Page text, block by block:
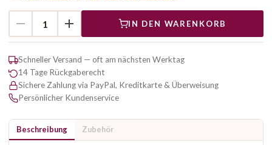
IN DEN WARENKORB
Schneller Versand — oft am nächsten Werktag
14 Tage Rückgaberecht
Sichere Zahlung via PayPal, Kreditkarte & Überweisung
Persönlicher Kundenservice
Beschreibung Zubehör